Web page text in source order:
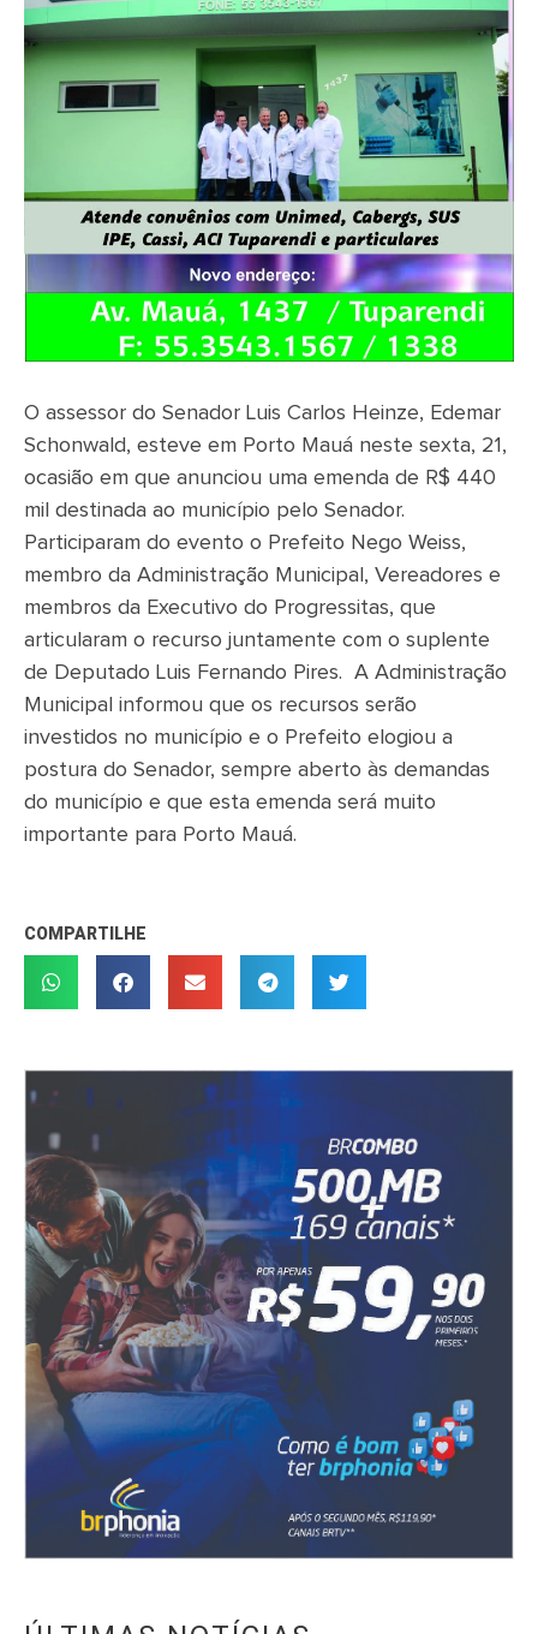
O assessor do Senador Luis Carlos Heinze, Edemar
Schonwald, esteve em Porto Mauá neste sexta, 21,
ocasião em que anunciou uma emenda de R$ 440
mil destinada ao município pelo Senador.
Participaram do evento o Prefeito Nego Weiss,
membro da Administração Municipal, Vereadores e
membros da Executivo do Progressitas, que
articularam o recurso juntamente com o suplente
de Deputado Luis Fernando Pires. A Administração
Municipal informou que os recursos serão
investidos no município e o Prefeito elogiou a
postura do Senador, sempre aberto às demandas
do município e que esta emenda será muito
importante para Porto Mauá.
COMPARTILHE